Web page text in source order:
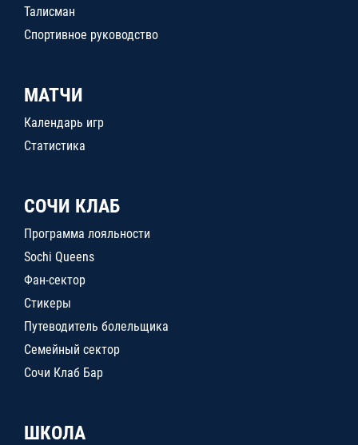
Талисман
Спортивное руководство
МАТЧИ
Календарь игр
Статистика
СОЧИ КЛАБ
Программа лояльности
Sochi Queens
Фан-сектор
Стикеры
Путеводитель болельщика
Семейный сектор
Сочи Клаб Бар
ШКОЛА